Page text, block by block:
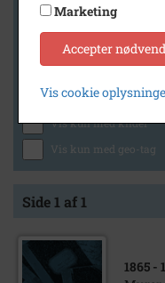
Generelt
Vis kun med billeder
Vis kun med lydklip
Vis kun med kilder
Vis kun med geo-tag
Side 1 af 1
1865 -
Marketing
Accepter
Vis cookie